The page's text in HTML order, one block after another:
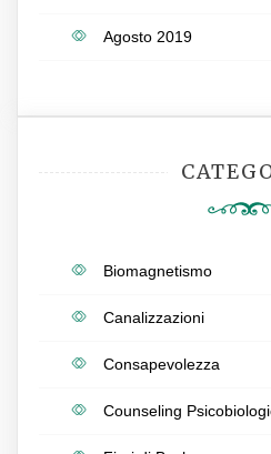
Agosto 2019
Biomagnetismo
Canalizzazioni
Consapevolezza
Counseling